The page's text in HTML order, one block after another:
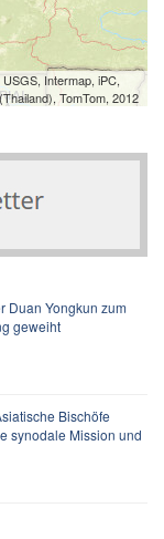
Intermap, iPC,
TomTom, 2012
Duan Yongkun zum
geweiht
Bischöfe
synodale Mission und